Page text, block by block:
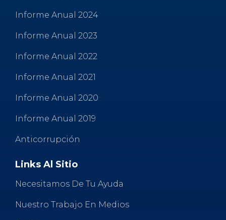
Informe Anual 2024
Informe Anual 2023
Informe Anual 2022
Informe Anual 2021
Informe Anual 2020
Informe Anual 2019
Anticorrupción
Links Al Sitio
Necesitamos De Tu Ayuda
Nuestro Trabajo En Medios